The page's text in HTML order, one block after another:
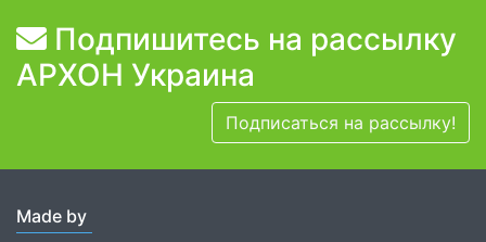
Подпишитесь на рассылку
АРХОН Украина
Подписаться на рассылку!
Made by